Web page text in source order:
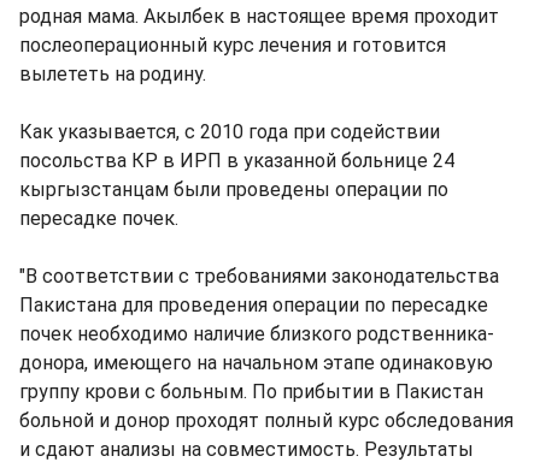
родная мама. Акылбек в настоящее время проходит
послеоперационный курс лечения и готовится
вылететь на родину.
Как указывается, с 2010 года при содействии
посольства КР в ИРП в указанной больнице 24
кыргызстанцам были проведены операции по
пересадке почек.
"В соответствии с требованиями законодательства
Пакистана для проведения операции по пересадке
почек необходимо наличие близкого родственника-
донора, имеющего на начальном этапе одинаковую
группу крови с больным. По прибытии в Пакистан
больной и донор проходят полный курс обследования
и сдают анализы на совместимость. Результаты